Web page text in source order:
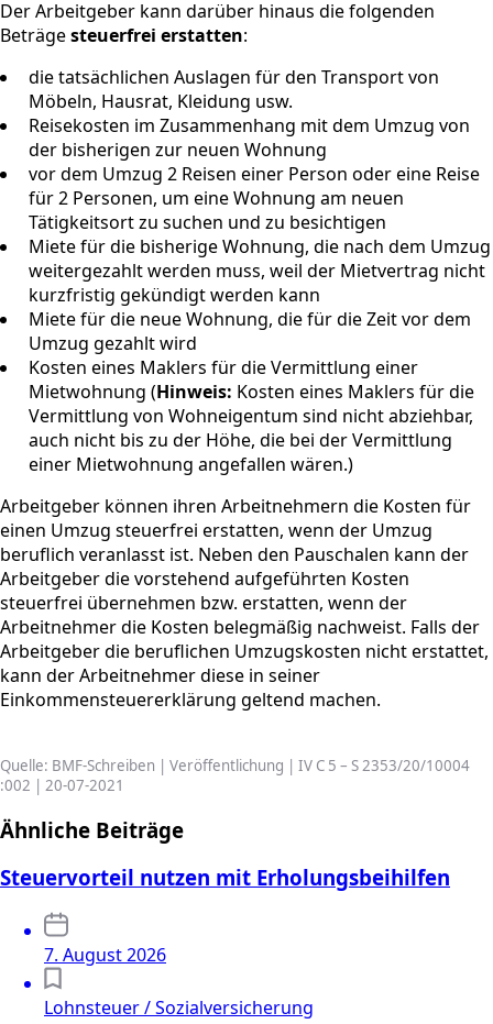
Der Arbeitgeber kann darüber hinaus die folgenden
Beträgesteuerfrei erstatten:
die tatsächlichen Auslagen für den Transport von
Möbeln, Hausrat, Kleidung usw.
Reisekosten im Zusammenhang mit dem Umzug von
der bisherigen zur neuen Wohnung
vor dem Umzug 2 Reisen einer Person oder eine Reise
für 2 Personen, um eine Wohnung am neuen
Tätigkeitsort zu suchen und zu besichtigen
Miete für die bisherige Wohnung, die nach dem Umzug
weitergezahlt werden muss, weil der Mietvertrag nicht
kurzfristig gekündigt werden kann
Miete für die neue Wohnung, die für die Zeit vor dem
Umzug gezahlt wird
Kosten eines Maklers für die Vermittlung einer
Mietwohnung (Hinweis: Kosten eines Maklers für die
Vermittlung von Wohneigentum sind nicht abziehbar,
auch nicht bis zu der Höhe, die bei der Vermittlung
einer Mietwohnung angefallen wären.)
Arbeitgeber können ihren Arbeitnehmern die Kosten für
einen Umzug steuerfrei erstatten, wenn der Umzug
beruflich veranlasst ist. Neben den Pauschalen kann der
Arbeitgeber die vorstehend aufgeführten Kosten
steuerfrei übernehmen bzw. erstatten, wenn der
Arbeitnehmer die Kosten belegmäßig nachweist. Falls der
Arbeitgeber die beruflichen Umzugskosten nicht erstattet,
kann der Arbeitnehmer diese in seiner
Einkommensteuererklärung geltend machen.
Quelle: BMF-Schreiben | Veröffentlichung | IV C 5 – S 2353/20/10004
:002 | 20-07-2021
Ähnliche Beiträge
Steuervorteil nutzen mit Erholungsbeihilfen
7. August 2026
Lohnsteuer / Sozialversicherung